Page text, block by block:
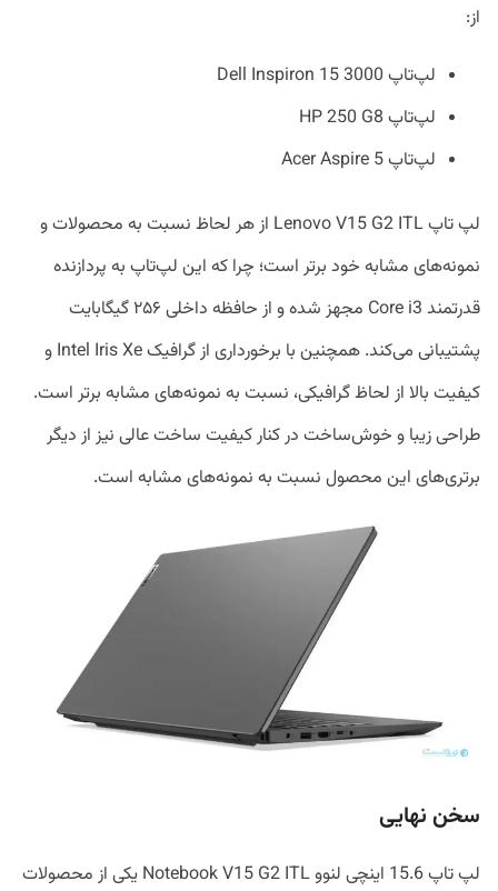
از:
لپ‌تاپ Dell Inspiron 15 3000
لپ‌تاپ HP 250 G8
لپ‌تاپ Acer Aspire 5
لپ‌ تاپ Lenovo V15 G2 ITL از هر لحاظ نسبت به محصولات و
نمونه‌های مشابه خود برتر است؛ چرا که این لپ‌تاپ به پردازنده‌
قدرتمند Core i3 مجهز شده و از حافظه داخلی ۲۵۶ گیگابایت
پشتیبانی می‌کند. همچنین با برخورداری از گرافیک Intel Iris Xe و
کیفیت بالا از لحاظ گرافیکی، نسبت به نمونه‌های مشابه برتر است.
طراحی زیبا و خوش‌ساخت در کنار کیفیت ساخت عالی نیز از دیگر
برتری‌های این محصول نسبت به نمونه‌های مشابه است.
سخن نهایی
لپ ‌تاپ 15.6 اینچی لنوو Notebook V15 G2 ITL یکی از محصولات